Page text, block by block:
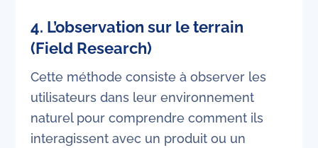
4. L’observation sur le terrain
(Field Research)
Cette méthode consiste à observer les
utilisateurs dans leur environnement
naturel pour comprendre comment ils
interagissent avec un produit ou un